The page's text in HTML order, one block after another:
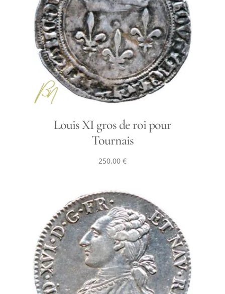
Louis XI gros de roi pour
Tournais
250,00 €